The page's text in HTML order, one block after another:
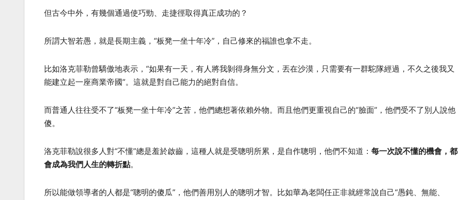
但古今中外，有幾個通過使巧勁、走捷徑取得真正成功的？
所謂大智若愚，就是長期主義，“板凳一坐十年冷”，自己修來的福誰也拿不走。
比如洛克菲勒曾驕傲地表示，“如果有一天，有人將我剝得身無分文，丟在沙漠，只需要有一群駝隊經過，不久之後我又
能建立起一座商業帝國”。這就是對自己能力的絕對自信。
而普通人往往受不了“板凳一坐十年冷”之苦，他們總想著依賴外物。而且他們更重視自己的“臉面”，他們受不了別人說他
傻。
洛克菲勒說很多人對“不懂”總是羞於啟齒，這種人就是受聰明所累，是自作聰明，他們不知道： 每一次說不懂的機會，都
會成為我們人生的轉折點。
所以能做領導者的人都是“聰明的傻瓜”，他們善用別人的聰明才智。比如華為老闆任正非就經常說自己“愚鈍、無能、